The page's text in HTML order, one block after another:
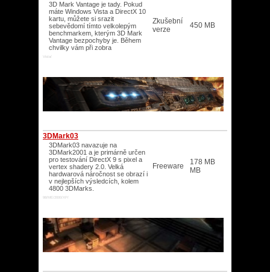
3D Mark Vantage je tady. Pokud
máte Windows Vista a DirectX 10
kartu, můžete si srazit
sebevědomí tímto velkolepým
benchmarkem, kterým 3D Mark
Vantage bezpochyby je. Během
chvilky vám při zobra
Vista/
Zkušební
verze
450 MB
3DMark03
3DMark03 navazuje na
3DMark2001 a je primárně určen
pro testování DirectX 9 s pixel a
vertex shadery 2.0. Velká
hardwarová náročnost se obrazí i
v nejlepších výsledcích, kolem
4800 3DMarks.
98/ME/2000/XP/
Freeware
178 MB
MB